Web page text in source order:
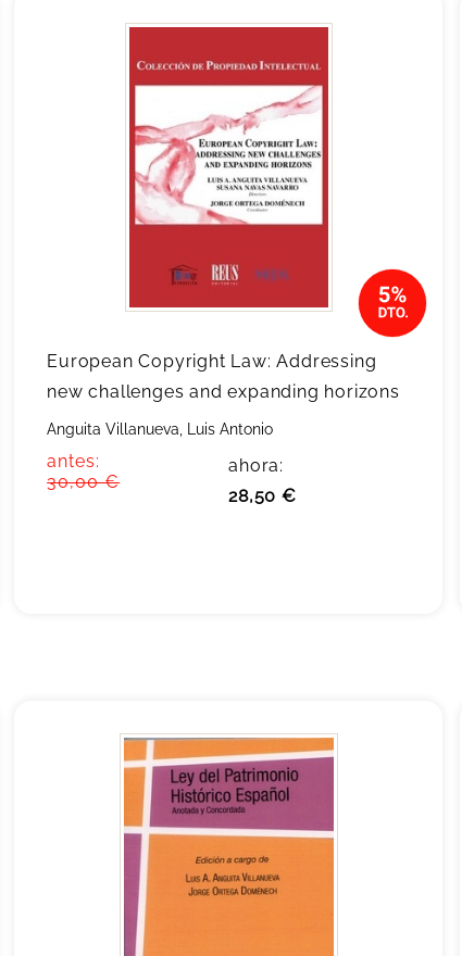
European Copyright Law: Addressing
new challenges and expanding horizons
Anguita Villanueva, Luis Antonio
antes:
30,00 €
ahora:
28,50 €